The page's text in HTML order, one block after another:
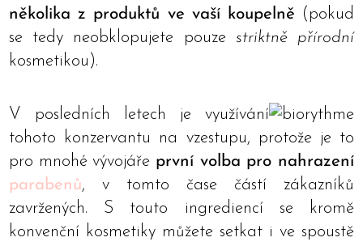
několika z produktů ve vaší koupelně (pokud
se tedy neobklopujete pouze striktně přírodní
kosmetikou).
V posledních letech je využívání
tohoto konzervantu na vzestupu, protože je to
pro mnohé vývojáře první volba pro nahrazení
parabenů, v tomto čase částí zákazníků
zavržených. S touto ingrediencí se kromě
konvenční kosmetiky můžete setkat i ve spoustě